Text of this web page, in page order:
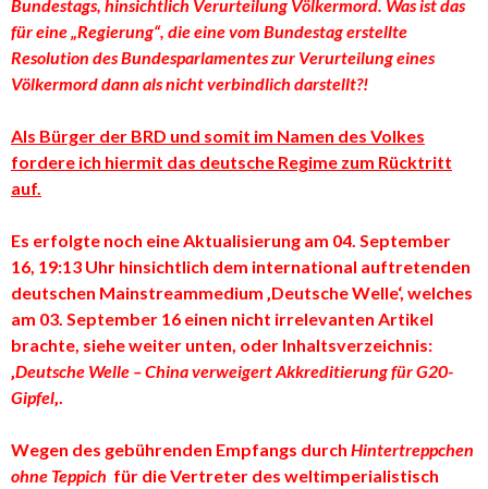
Bundestags, hinsichtlich Verurteilung Völkermord. Was ist das
für eine „Regierung“, die eine vom Bundestag erstellte
Resolution des Bundesparlamentes zur Verurteilung eines
Völkermord dann als nicht verbindlich darstellt?!
Als Bürger der BRD und somit im Namen des Volkes
fordere ich hiermit das deutsche Regime zum Rücktritt
auf.
Es erfolgte noch eine Aktualisierung am 04. September
16, 19:13 Uhr hinsichtlich dem international auftretenden
deutschen Mainstreammedium ‚Deutsche Welle‘, welches
am 03. September 16 einen nicht irrelevanten Artikel
brachte, siehe weiter unten, oder Inhaltsverzeichnis:
‚Deutsche Welle – China verweigert Akkreditierung für G20-
Gipfel‚.
Wegen des gebührenden Empfangs durch Hintertreppchen
ohne Teppich für die Vertreter des weltimperialistisch